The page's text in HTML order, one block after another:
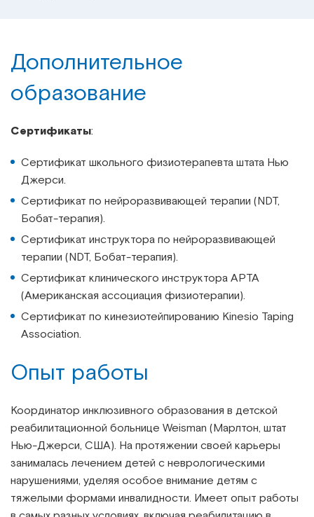
Дополнительное
образование
Сертификаты:
Сертификат школьного физиотерапевта штата Нью
Джерси.
Сертификат по нейроразвивающей терапии (NDT,
Бобат-терапия).
Сертификат инструктора по нейроразвивающей
терапии (NDT, Бобат-терапия).
Сертификат клинического инструктора APTA
(Американская ассоциация физиотерапии).
Сертификат по кинезиотейпированию Kinesio Taping
Association.
Опыт работы
Координатор инклюзивного образования в детской
реабилитационной больнице Weisman (Марлтон, штат
Нью-Джерси, США). На протяжении своей карьеры
занималась лечением детей с неврологическими
нарушениями, уделяя особое внимание детям с
тяжелыми формами инвалидности. Имеет опыт работы